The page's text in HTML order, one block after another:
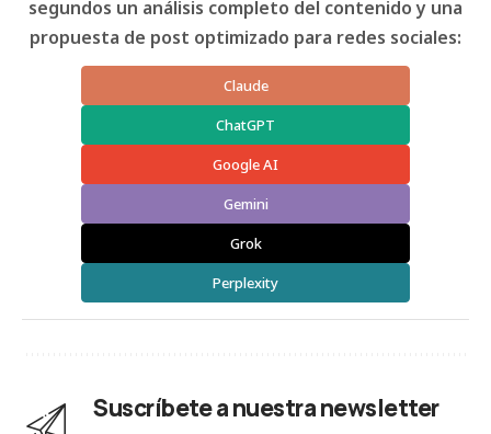
segundos un análisis completo del contenido y una
propuesta de post optimizado para redes sociales:
Claude
ChatGPT
Google AI
Gemini
Grok
Perplexity
Suscríbete a nuestra newsletter